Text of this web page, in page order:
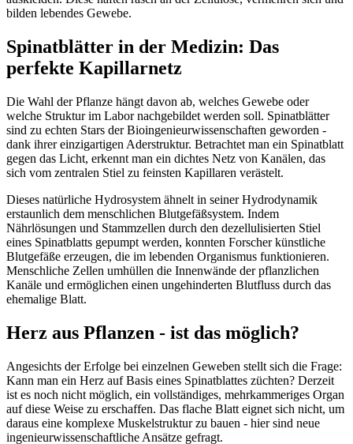
bilden lebendes Gewebe.
Spinatblätter in der Medizin: Das
perfekte Kapillarnetz
Die Wahl der Pflanze hängt davon ab, welches Gewebe oder
welche Struktur im Labor nachgebildet werden soll. Spinatblätter
sind zu echten Stars der Bioingenieurwissenschaften geworden -
dank ihrer einzigartigen Aderstruktur. Betrachtet man ein Spinatblatt
gegen das Licht, erkennt man ein dichtes Netz von Kanälen, das
sich vom zentralen Stiel zu feinsten Kapillaren verästelt.
Dieses natürliche Hydrosystem ähnelt in seiner Hydrodynamik
erstaunlich dem menschlichen Blutgefäßsystem. Indem
Nährlösungen und Stammzellen durch den dezellulisierten Stiel
eines Spinatblatts gepumpt werden, konnten Forscher künstliche
Blutgefäße erzeugen, die im lebenden Organismus funktionieren.
Menschliche Zellen umhüllen die Innenwände der pflanzlichen
Kanäle und ermöglichen einen ungehinderten Blutfluss durch das
ehemalige Blatt.
Herz aus Pflanzen - ist das möglich?
Angesichts der Erfolge bei einzelnen Geweben stellt sich die Frage:
Kann man ein Herz auf Basis eines Spinatblattes züchten? Derzeit
ist es noch nicht möglich, ein vollständiges, mehrkammeriges Organ
auf diese Weise zu erschaffen. Das flache Blatt eignet sich nicht, um
daraus eine komplexe Muskelstruktur zu bauen - hier sind neue
ingenieurwissenschaftliche Ansätze gefragt.